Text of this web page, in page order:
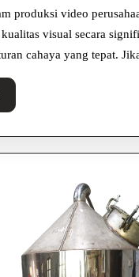
produksi video
visual secara
cahaya yang tepat.